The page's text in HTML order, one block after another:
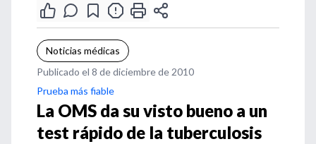
Noticias médicas
Publicado el 8 de diciembre de 2010
Prueba más fiable
La OMS da su visto bueno a un
test rápido de la tuberculosis